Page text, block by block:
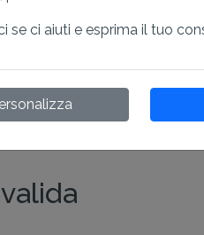
verifica per telefono, che
vengono emessi dopo
SSL OV è di 2-3
ottenuto in due giorni.
moduli e l'emissione
se ci aiuti e esprima il tuo